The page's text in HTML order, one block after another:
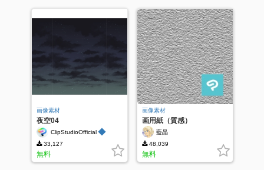
画像素材
夜空04
ClipStudioOfficial ◆
33,127
無料
画像素材
画用紙（質感）
藍晶
48,039
無料